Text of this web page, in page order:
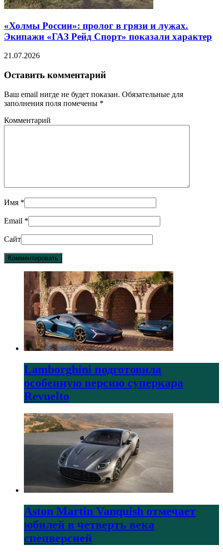
«Холмы России»: пролог в грязи и лужах.
Экипажи «ГАЗ Рейд Спорт» показали характер
21.07.2026
Оставить комментарий
Ваш email нигде не будет показан. Обязательные для
заполнения поля помечены *
Комментарий
Имя *
Email *
Сайт
Lamborghini подготовила
особенную версию суперкара
Revuelto
Aston Martin Vanquish отмечает
юбилей в четверть века
спецверсией